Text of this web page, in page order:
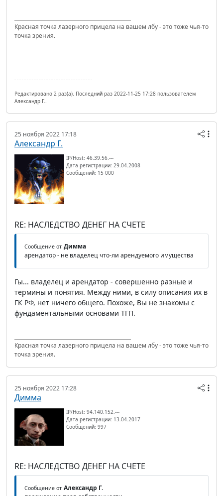
Красная точка лазерного прицела на вашем лбу - это тоже чья-то
точка зрения.
Редактировано 2 раз(а). Последний раз 2022-11-25 17:28 пользователем
Александр Г..
25 ноября 2022 17:18
Александр Г.
IP/Host: 46.39.56.---
Дата регистрации: 29.04.2008
Сообщений: 15 000
RE: НАСЛЕДСТВО ДЕНЕГ НА СЧЕТЕ
Сообщение от Димма
арендатор - не владелец что-ли арендуемого имущества
Гы... владелец и арендатор - совершенно разные и
термины и понятия. Между ними, в силу описания их в
ГК РФ, нет ничего общего. Похоже, Вы не знакомы с
фундаментальными основами ТГП.
Красная точка лазерного прицела на вашем лбу - это тоже чья-то
точка зрения.
25 ноября 2022 17:28
Димма
IP/Host: 94.140.152.---
Дата регистрации: 13.04.2017
Сообщений: 997
RE: НАСЛЕДСТВО ДЕНЕГ НА СЧЕТЕ
Сообщение от Александр Г.